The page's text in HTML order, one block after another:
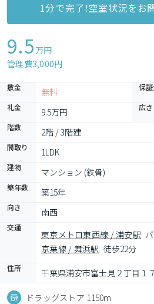
1分で完了!空室状況をお
9.5 万円
管理費3,000円
敷金 無料 保
礼金 9.5万円 広さ
階数 2階 / 3階建
間取り 1LDK
建物 マンション (鉄骨)
築年数 築15年
向き 南西
交通
東京メトロ東西線 / 浦安駅
京葉線 / 舞浜駅 徒歩22分
住所 千葉県浦安市富士見２丁目１
ドラッグストア 1150m